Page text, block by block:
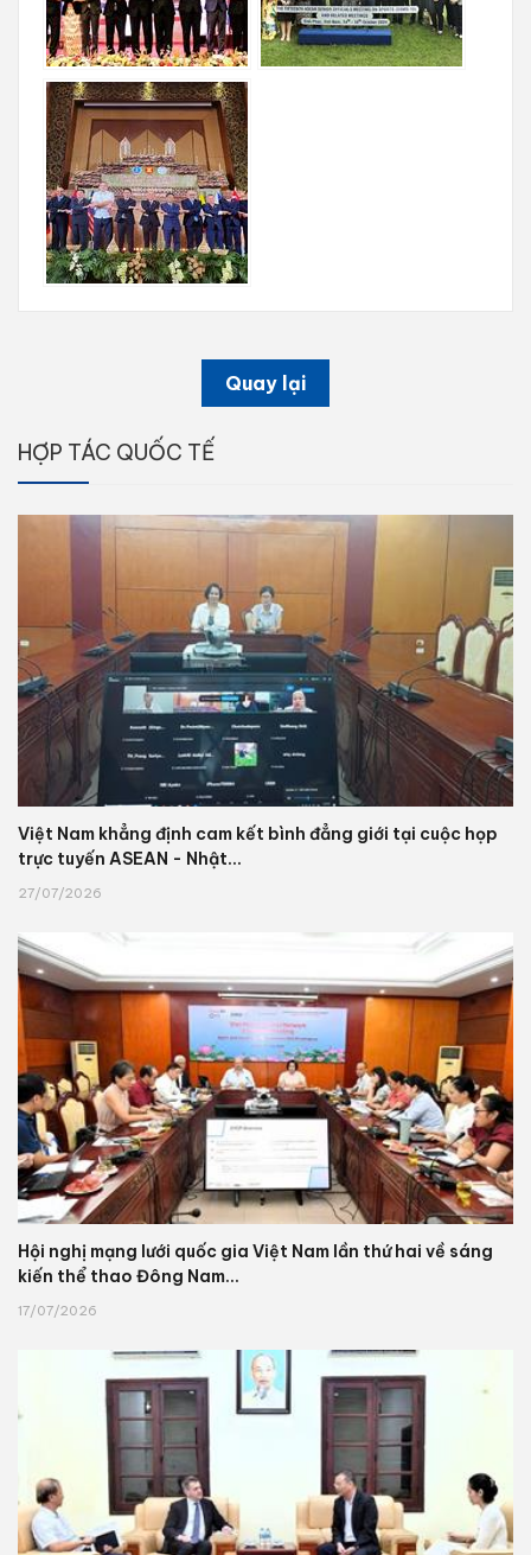
Quay lại
HỢP TÁC QUỐC TẾ
Việt Nam khẳng định cam kết bình đẳng giới tại cuộc họp
trực tuyến ASEAN - Nhật...
27/07/2026
Hội nghị mạng lưới quốc gia Việt Nam lần thứ hai về sáng
kiến thể thao Đông Nam...
17/07/2026